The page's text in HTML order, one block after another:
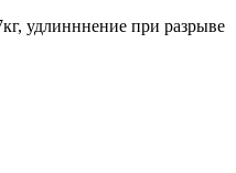
удлинннение при разрыве